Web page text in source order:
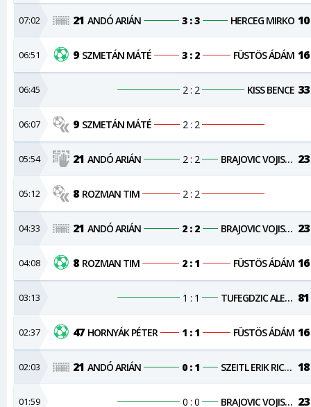
01:59 0 : 0 BRAJOVIC VOJISLAV 23
02:03 21 ANDÓ ARIÁN 0 : 1 SZEITL ERIK RICHÁRD 18
02:37 47 HORNYÁK PÉTER 1 : 1 FÜSTÖS ÁDÁM 16
03:13 1 : 1 TUFEGDZIC ALEKSA 81
04:08 8 ROZMAN TIM 2 : 1 FÜSTÖS ÁDÁM 16
04:33 21 ANDÓ ARIÁN 2 : 2 BRAJOVIC VOJISLAV 23
05:12 8 ROZMAN TIM 2 : 2
05:54 21 ANDÓ ARIÁN 2 : 2 BRAJOVIC VOJISLAV 23
06:07 9 SZMETÁN MÁTÉ 2 : 2
06:45 2 : 2 KISS BENCE 33
06:51 9 SZMETÁN MÁTÉ 3 : 2 FÜSTÖS ÁDÁM 16
07:02 21 ANDÓ ARIÁN 3 : 3 HERCEG MIRKO 10